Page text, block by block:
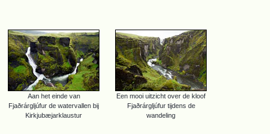
Aan het einde van
Fjaðrárgljúfur de watervallen bij
Kirkjubæjarklaustur
Een mooi uitzicht over de kloof
Fjaðrárgljúfur tijdens de
wandeling